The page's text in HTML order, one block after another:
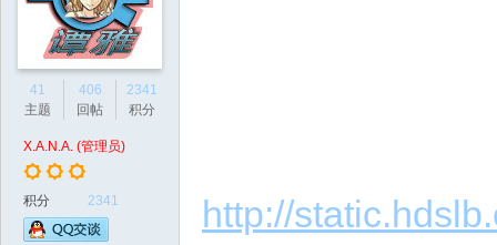
41
主题
406
回帖
2341
积分
X.A.N.A. (管理员)
积分 2341 http://